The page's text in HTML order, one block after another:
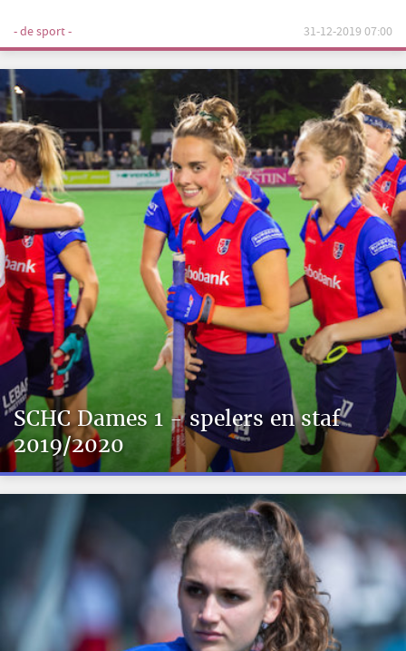
- de sport - 31-12-2019 07:00
SCHC Dames 1 - spelers en staf
2019/2020